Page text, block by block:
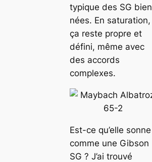
typique des SG bien
nées. En saturation,
ça reste propre et
défini, même avec
des accords
complexes.
Est-ce qu’elle sonne
comme une Gibson
SG ? J’ai trouvé